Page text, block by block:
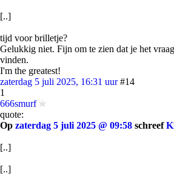
[..]
tijd voor brilletje?
Gelukkig niet. Fijn om te zien dat je het
vinden.
I'm the greatest!
zaterdag 5 juli 2025, 16:31 uur #14
1
666smurf
quote:
Op zaterdag 5 juli 2025 @ 09:58 schreef
[..]
[..]